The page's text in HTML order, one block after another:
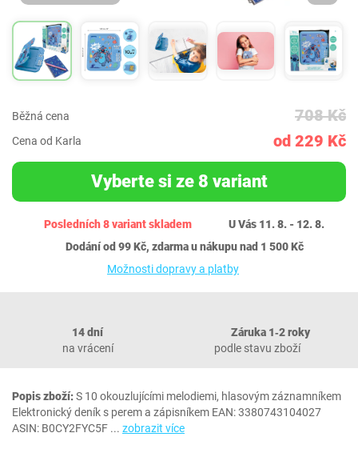
Běžná cena 708 Kč
Cena od Karla od 229 Kč
Vyberte si ze 8 variant
Posledních 8 variant skladem
U Vás 11. 8. - 12. 8.
Dodání od 99 Kč, zdarma u nákupu nad 1 500 Kč
Možnosti dopravy a platby
14 dní
na vrácení
Záruka 1‐2 roky
podle stavu zboží
Popis zboží:S 10 okouzlujícími melodiemi, hlasovým záznamníkem
Elektronický deník s perem a zápisníkem EAN: 3380743104027
ASIN: B0CY2FYC5F ... zobrazit více